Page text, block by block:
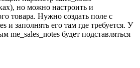
но можно настроить и
товара. Нужно создать поле с
и заполнять его там где требуется. У
me_sales_notes будет подставляться